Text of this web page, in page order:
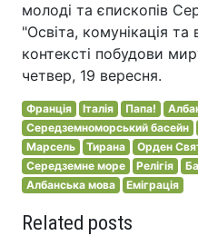
молоді та єпископів
"Освіта, комунікація
контексті побудови
четвер, 19 вересня.
Франція Італія Папа!
Середземноморський басейн
Марсель
Тирана
Орден
Середземне море
Релігія
Албанська мова
Еміграція
Related posts